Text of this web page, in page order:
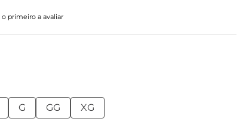
o primeiro a avaliar
G GG XG